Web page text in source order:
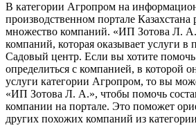
В категории Агропром на
производственном портале
множество компаний. «ИП Зотова Л.
компаний, которая оказывает услуги в
Садовый центр. Если вы хотите
определиться с компанией, в которой
услуги категории Агропром, то вы
«ИП Зотова Л. А.», чтобы помочь
компании на портале. Это поможет
других похожих компаний из